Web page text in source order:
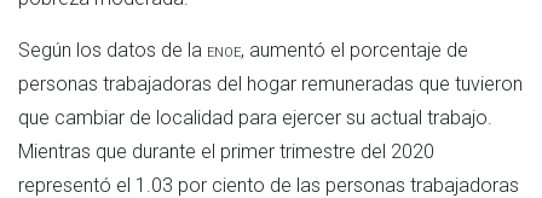
Según los datos de la enoe, aumentó el porcentaje de
personas trabajadoras del hogar remuneradas que tuvieron
que cambiar de localidad para ejercer su actual trabajo.
Mientras que durante el primer trimestre del 2020
representó el 1.03 por ciento de las personas trabajadoras